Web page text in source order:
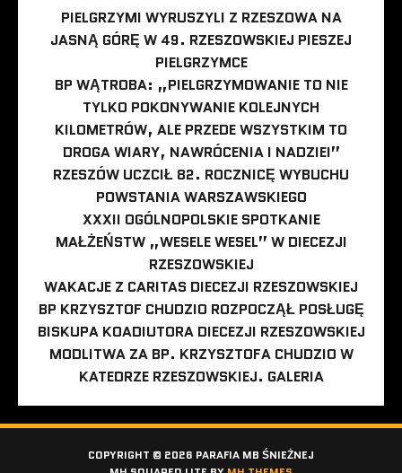
PIELGRZYMI WYRUSZYLI Z RZESZOWA NA
JASNĄ GÓRĘ W 49. RZESZOWSKIEJ PIESZEJ
PIELGRZYMCE
BP WĄTROBA: „PIELGRZYMOWANIE TO NIE
TYLKO POKONYWANIE KOLEJNYCH
KILOMETRÓW, ALE PRZEDE WSZYSTKIM TO
DROGA WIARY, NAWRÓCENIA I NADZIEI”
RZESZÓW UCZCIŁ 82. ROCZNICĘ WYBUCHU
POWSTANIA WARSZAWSKIEGO
XXXII OGÓLNOPOLSKIE SPOTKANIE
MAŁŻEŃSTW „WESELE WESEL” W DIECEZJI
RZESZOWSKIEJ
WAKACJE Z CARITAS DIECEZJI RZESZOWSKIEJ
BP KRZYSZTOF CHUDZIO ROZPOCZĄŁ POSŁUGĘ
BISKUPA KOADIUTORA DIECEZJI RZESZOWSKIEJ
MODLITWA ZA BP. KRZYSZTOFA CHUDZIO W
KATEDRZE RZESZOWSKIEJ. GALERIA
COPYRIGHT © 2026 PARAFIA MB ŚNIEŻNEJ